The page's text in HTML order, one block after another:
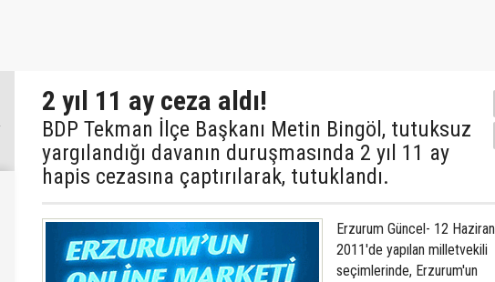
2 yıl 11 ay ceza aldı!
BDP Tekman İlçe Başkanı Metin Bingöl, tutuksuz
yargılandığı davanın duruşmasında 2 yıl 11 ay
hapis cezasına çaptırılarak, tutuklandı.
Erzurum Güncel- 12 Haziran
2011'de yapılan milletvekili
seçimlerinde, Erzurum'un